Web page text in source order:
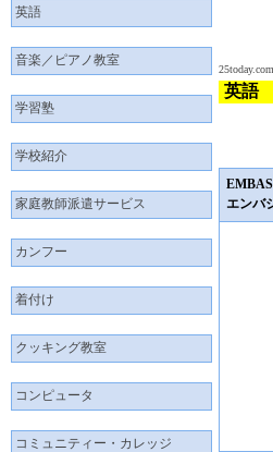
英語
音楽／ピアノ教室
学習塾
学校紹介
家庭教師派遣サービス
カンフー
着付け
クッキング教室
コンピュータ
コミュニティー・カレッジ
英語
エンバ